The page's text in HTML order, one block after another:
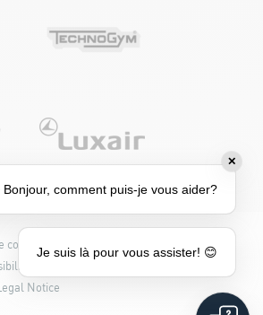
cookies
Cookie policy
partially compliant
Notice
✕
Bonjour, comment puis-je vous aider?
Je suis là pour vous assister! 😊